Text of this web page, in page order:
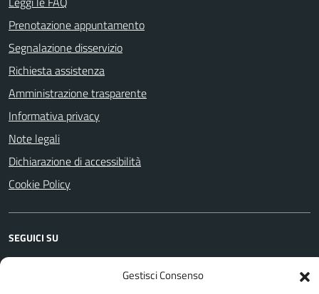
Gestisci Consenso
Prenotazione appuntamento
Segnalazione disservizio
Richiesta assistenza
Amministrazione trasparente
Informativa privacy
Note legali
Dichiarazione di accessibilità
Cookie Policy
SEGUICI SU